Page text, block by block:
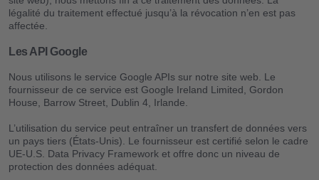
légalité du traitement effectué jusqu’à la révocation n’en est pas
affectée.
Les API Google
Nous utilisons le service Google APIs sur notre site web. Le
fournisseur de ce service est Google Ireland Limited, Gordon
House, Barrow Street, Dublin 4, Irlande.
L’utilisation du service peut entraîner un transfert de données vers
un pays tiers (États-Unis). Le fournisseur est certifié selon le cadre
UE-U.S. Data Privacy Framework et offre donc un niveau de
protection des données adéquat.